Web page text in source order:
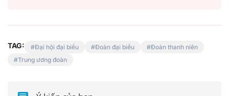
TAG: Đại hội đại biểu Đoàn đại biểu
Đoàn thanh niên
Trung ương đoàn